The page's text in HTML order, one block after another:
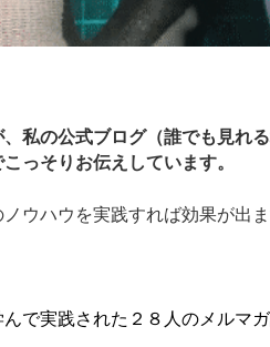
私の公式ブログ（誰でも見れ
っそりお伝えしています。
ウハウを実践すれば効果が出ま
で実践された２８人のメルマ